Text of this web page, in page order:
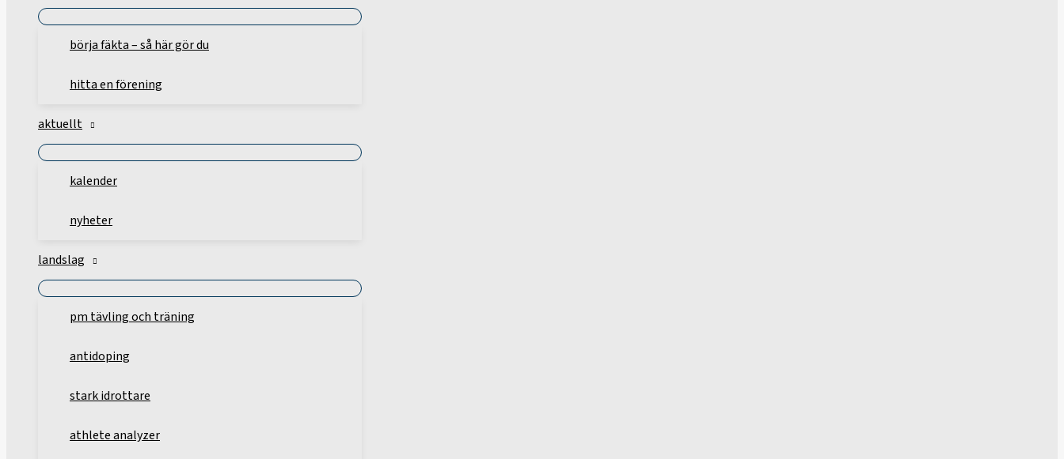
börja fäkta – så här gör du
hitta en förening
aktuellt
kalender
nyheter
landslag
pm tävling och träning
antidoping
stark idrottare
athlete analyzer